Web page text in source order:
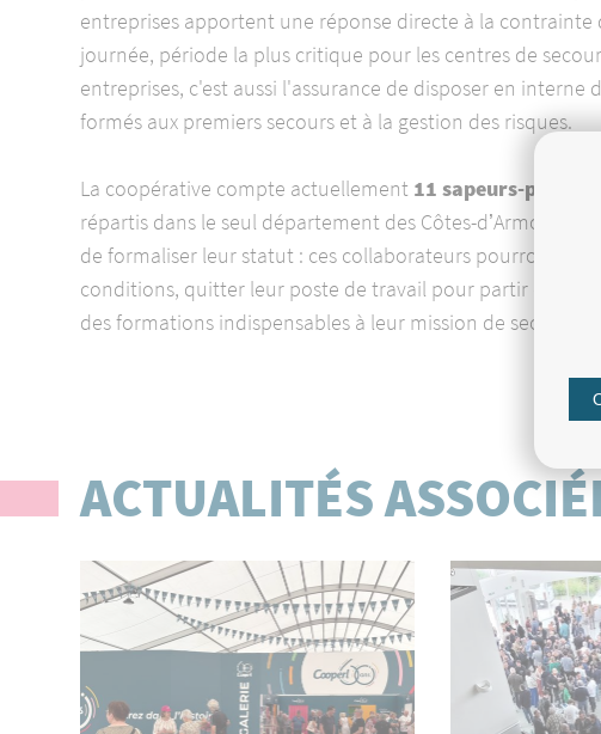
entreprises apportent une réponse directe à la contrainte
journée, période la plus critique pour les centres de
entreprises, c'est aussi l'assurance de disposer en interne
formés aux premiers secours et à la gestion des risques.
La coopérative compte actuellement 11 sapeurs-
répartis dans le seul département des Côtes-dʼArmor.
de formaliser leur statut : ces collaborateurs pourront,
conditions, quitter leur poste de travail pour partir en
des formations indispensables à leur mission de secours.
ACTUALITÉS